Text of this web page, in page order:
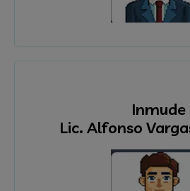
Inmude
Lic. Alfonso